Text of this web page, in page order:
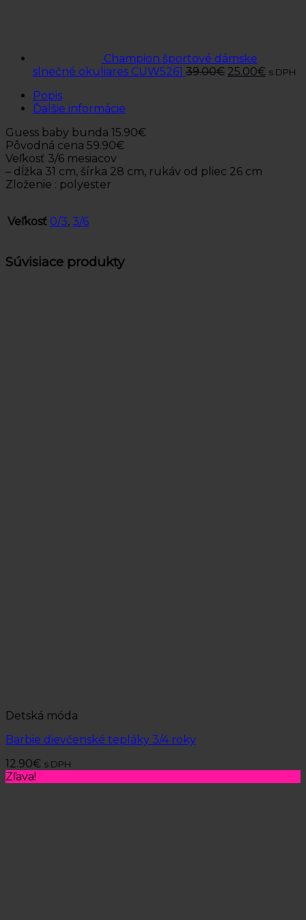
Champion športové dámske
slnečné okuliares CUW5261 39.00€ 25.00€ s DPH
Popis
Ďalšie informácie
Guess baby bunda 15.90€
Pôvodná cena 59.90€
Veľkosť 3/6 mesiacov
– dĺžka 31 cm, šírka 28 cm, rukáv od pliec 26 cm
Zloženie : polyester
Veľkosť 0/3, 3/6
Súvisiace produkty
Detská móda
Barbie dievčenské tepláky 3/4 roky
12.90€ s DPH
Zľava!